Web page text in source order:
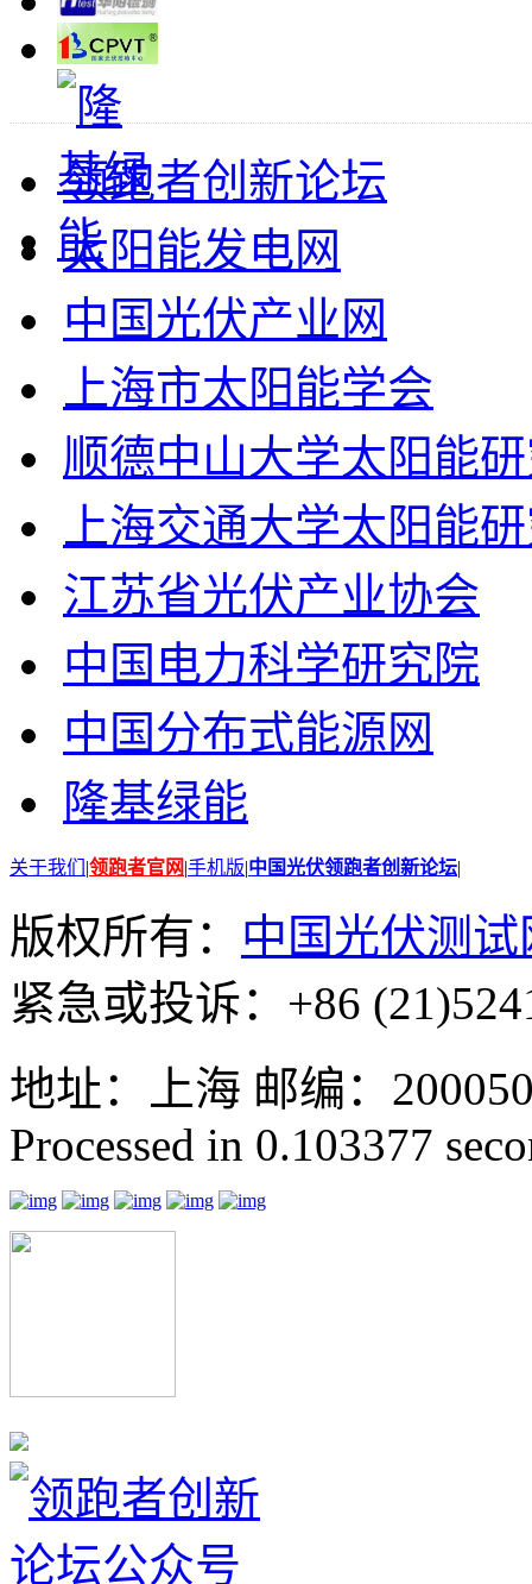
领跑者创新论坛
太阳能发电网
中国光伏产业网
上海市太阳能学会
顺德中山大学太阳能
上海交通大学太阳能
江苏省光伏产业协会
中国电力科学研究院
中国分布式能源网
隆基绿能
关于我们 |领跑者官网|手机版|中国光伏领跑者创新论坛|
版权所有： 中国光伏测试
紧急或投诉：+86
地址：上海 邮编：
Processed in 0.103377